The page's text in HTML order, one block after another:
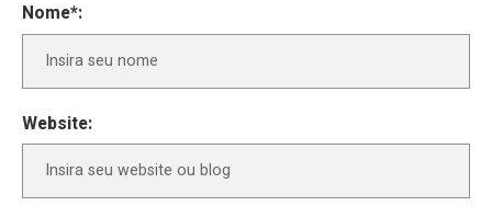
Nome*:
Website: